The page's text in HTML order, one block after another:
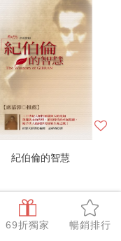
69折獨家 暢銷排行
紀伯倫的智慧
NT$198